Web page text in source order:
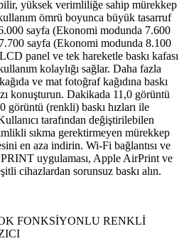
yüksek verimliliğe sahip mürekkep
ömrü boyunca büyük tasarruf
sayfa (Ekonomi modunda 7.600
sayfa (Ekonomi modunda 8.100
panel ve tek hareketle baskı kafası
kolaylığı sağlar. Daha fazla
ve mat fotoğraf kağıdına baskı
konuşturun. Dakikada 11,0 görüntü
görüntü (renkli) baskı hızları ile
tarafından değiştirilebilen
sıkma gerektirmeyen mürekkep
en aza indirin. Wi-Fi bağlantısı ve
uygulaması, Apple AirPrint ve
cihazlardan sorunsuz baskı alın.
FONKSİYONLU RENKLİ